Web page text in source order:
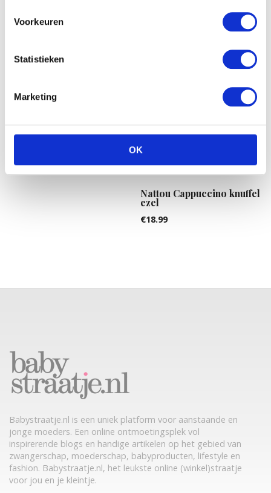
Voorkeuren
Statistieken
Marketing
OK
ZEELEEUW MET BEANS
€8.99
Nattou Cappuccino knuffel
ezel
€18.99
Babystraatje.nl is een uniek platform voor aanstaande en
jonge moeders. Een online ontmoetingsplek vol
inspirerende blogs en handige artikelen op het gebied van
zwangerschap, moederschap, babyproducten, lifestyle en
fashion. Babystraatje.nl, het leukste online (winkel)straatje
voor jou en je kleintje.